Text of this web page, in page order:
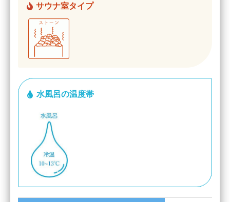
サウナ室タイプ
水風呂の温度帯